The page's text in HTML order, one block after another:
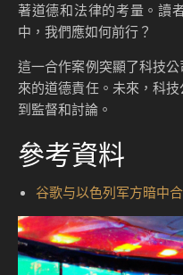
著道德和法律的考量。讀
中，我們應如何前行？
這一合作案例突顯了科技
來的道德責任。未來，科
到監督和討論。
參考資料
谷歌与以色列军方暗中